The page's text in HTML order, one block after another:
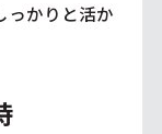
っかりと活か